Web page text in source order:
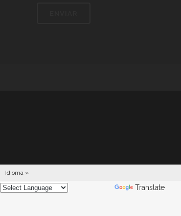
Idioma »
Translate